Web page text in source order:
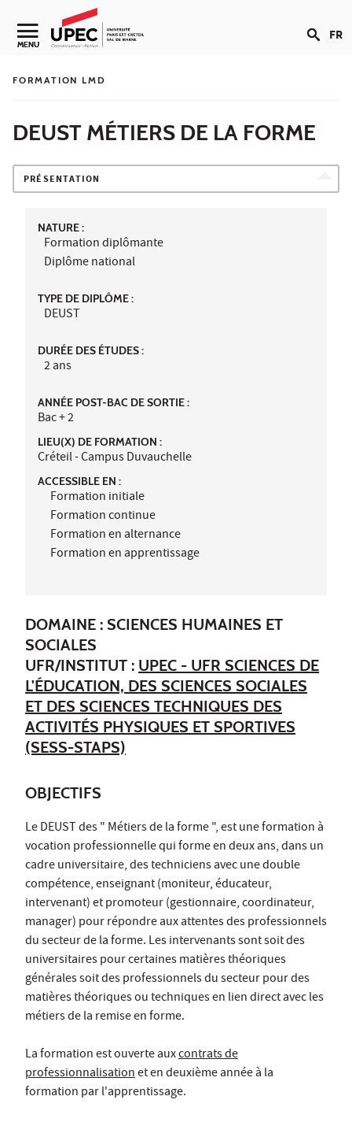
Aller au contenu
Navigation secondaire
MENU FR
FORMATION LMD
DEUST MÉTIERS DE LA FORME
PRÉSENTATION
NATURE :
Formation diplômante
Diplôme national
TYPE DE DIPLÔME :
DEUST
DURÉE DES ÉTUDES :
2 ans
ANNÉE POST-BAC DE SORTIE :
Bac + 2
LIEU(X) DE FORMATION :
Créteil - Campus Duvauchelle
ACCESSIBLE EN :
Formation initiale
Formation continue
Formation en alternance
Formation en apprentissage
DOMAINE : SCIENCES HUMAINES ET
SOCIALES
UFR/INSTITUT : UPEC - UFR SCIENCES DE
L'ÉDUCATION, DES SCIENCES SOCIALES
ET DES SCIENCES TECHNIQUES DES
ACTIVITÉS PHYSIQUES ET SPORTIVES
(SESS-STAPS)
OBJECTIFS
Le DEUST des " Métiers de la forme ", est une formation à
vocation professionnelle qui forme en deux ans, dans un
cadre universitaire, des techniciens avec une double
compétence, enseignant (moniteur, éducateur,
intervenant) et promoteur (gestionnaire, coordinateur,
manager) pour répondre aux attentes des professionnels
du secteur de la forme. Les intervenants sont soit des
universitaires pour certaines matières théoriques
générales soit des professionnels du secteur pour des
matières théoriques ou techniques en lien direct avec les
métiers de la remise en forme.
La formation est ouverte auxcontrats de
professionnalisationet en deuxième année à la
formation par l'apprentissage.